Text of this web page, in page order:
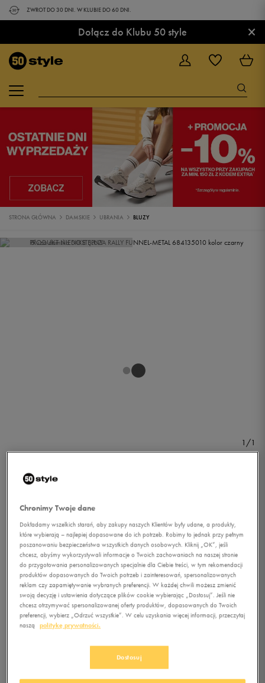
ZWROT DO 30 DNI. W KLUBIE DO 60 DNI.
Dołącz do Klubu 50 style ×
STRONA GŁÓWNA DAMSKIE UBRANIA BLUZY
PRODUKT NIEDOSTĘPNY
1/1
NIKE BLUZA RALLY
FUNNEL-METAL
0.0(0)
139,99złz Vat
+ 700 PKT WKLUBIE 50 STYLE
Jeśli artykuł będzie ponownie dostępny, otrzymasz od nas powiadomienie.
Chronimy Twoje dane
Dokładamy wszelkich starań, aby zakupy naszych Klientów były udane, a produkty,
które wybierają – najlepiej dopasowane do ich potrzeb. Robimy to jednak przy pełnym
poszanowaniu bezpieczeństwa wszystkich danych osobowych. Kliknij „OK”, jeśli
chcesz, abyśmy wykorzystywali informacje o Twoich zachowaniach na naszej stronie
do przygotowania personalizowanych specjalnie dla Ciebie treści, w tym rekomendacji
produktów dopasowanych do Twoich potrzeb i zainteresowań, spersonalizowanych
reklam czy zapamiętywanie wybranych preferencji. W każdej chwili możesz zmienić
swoją decyzję i ustawienia dotyczące plików cookie wybierając „Dostosuj”. Jeśli nie
chcesz otrzymywać spersonalizowanej oferty produktów, dopasowanych do Twoich
preferencji, wybierz „Odrzuć wszystkie”. W celu uzyskania więcej informacji, przeczytaj
naszą
politykę prywatności.
Dostosuj